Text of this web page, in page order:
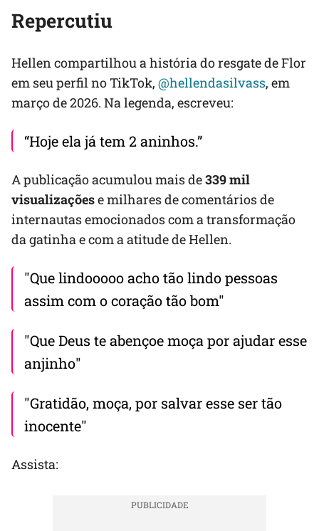
Repercutiu
Hellen compartilhou a história do resgate de Flor
em seu perfil no TikTok, @hellendasilvass, em
março de 2026. Na legenda, escreveu:
“Hoje ela já tem 2 aninhos.”
A publicação acumulou mais de339 mil
visualizaçõese milhares de comentários de
internautas emocionados com a transformação
da gatinha e com a atitude de Hellen.
"Que lindooooo acho tão lindo pessoas
assim com o coração tão bom"
"Que Deus te abençoe moça por ajudar esse
anjinho"
"Gratidão, moça, por salvar esse ser tão
inocente"
Assista: